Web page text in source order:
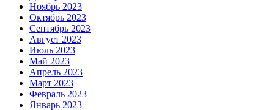
Ноябрь 2023
Октябрь 2023
Сентябрь 2023
Август 2023
Июль 2023
Май 2023
Апрель 2023
Март 2023
Февраль 2023
Январь 2023